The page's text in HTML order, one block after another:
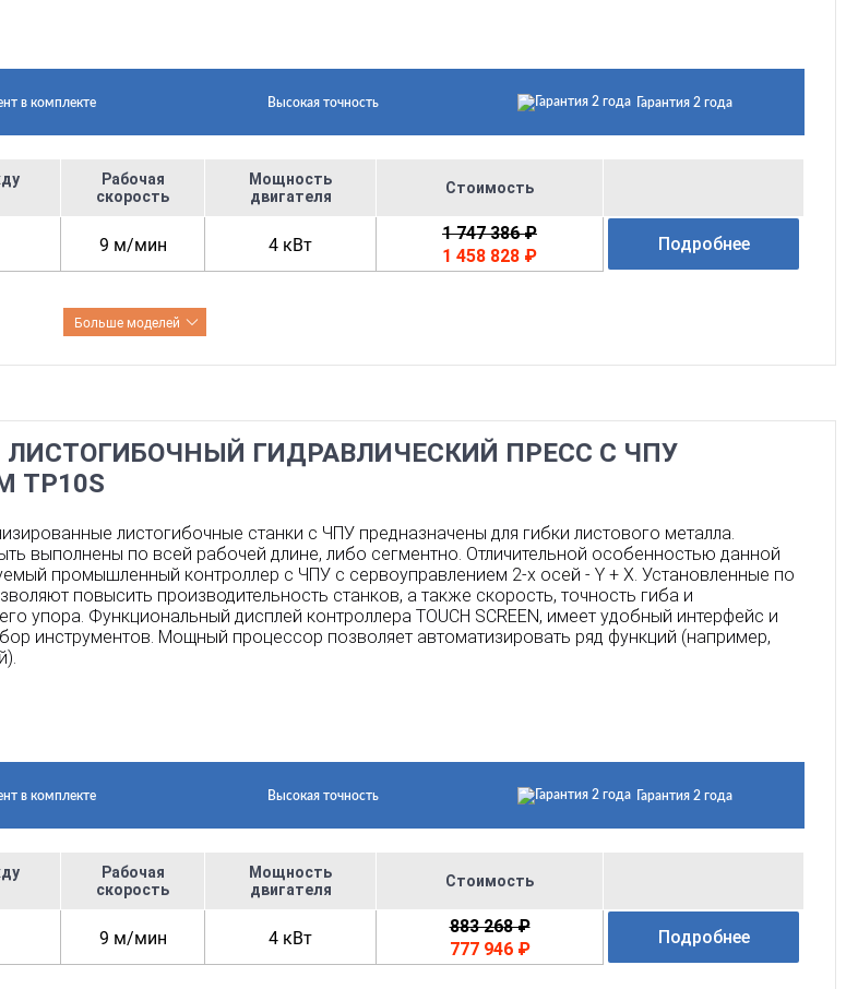
в комплекте Высокая точность Гарантия 2 года
Рабочая
скорость
Мощность
двигателя
Стоимость
9 м/мин 4 кВт
1 747 386 ₽
1 458 828 ₽
Подробнее
Больше моделей
ЛИСТОГИБОЧНЫЙ ГИДРАВЛИЧЕСКИЙ ПРЕСС С ЧПУ
TP10S
листогибочные станки с ЧПУ предназначены для гибки листового металла.
выполнены по всей рабочей длине, либо сегментно. Отличительной особенностью данной
промышленный контроллер с ЧПУ с сервоуправлением 2-х осей - Y + X. Установленные по
повысить производительность станков, а также скорость, точность гиба и
упора. Функциональный дисплей контроллера TOUCH SCREEN, имеет удобный интерфейс и
инструментов. Мощный процессор позволяет автоматизировать ряд функций (например,
в комплекте Высокая точность Гарантия 2 года
Рабочая
скорость
Мощность
двигателя
Стоимость
9 м/мин 4 кВт
883 268 ₽
777 946 ₽
Подробнее